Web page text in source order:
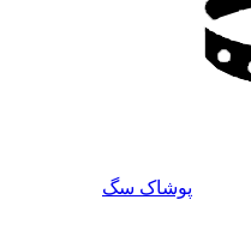
پوشاک سگ